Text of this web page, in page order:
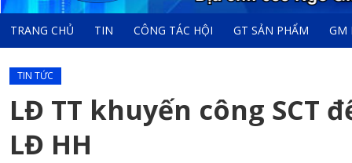
TRANG CHỦ TIN CÔNG TÁC HỘI GT SẢN PHẨM GM
TIN TỨC
LĐ TT khuyến công SCT
LĐ HH